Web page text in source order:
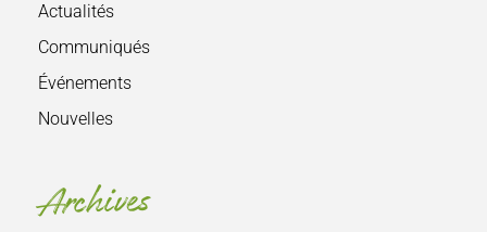
Actualités
Communiqués
Événements
Nouvelles
Archives